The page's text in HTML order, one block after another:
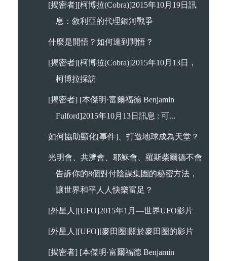
[揭密者][柯博拉(Cobra)]2015年10月19日訊
息：敘利亞的代理銀河戰爭
什麼是開悟？如何達到開悟？
[揭密者][柯博拉(Cobra)]2015年10月13日，
柯博拉採訪
[揭密者] [本傑明·富爾福德 Benjamin
Fulford]2015年10月13日訊息 : 可...
如何協助顯化[事件]、打造地球成為天堂？
光明會、共濟會、耶穌會、羅斯柴爾德不會
告訴你的8個對付陰謀集團的秘密方法，
讓世界和平人人快樂富足？
[外星人][UFO]2015年1月—世界UFO影片
[外星人][UFO][麥田圈]關於麥田圈的影片
[揭密者] [本傑明·富爾福德 Benjamin